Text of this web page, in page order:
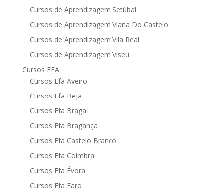
Cursos de Aprendizagem Setúbal
Cursos de Aprendizagem Viana Do Castelo
Cursos de Aprendizagem Vila Real
Cursos de Aprendizagem Viseu
Cursos EFA
Cursos Efa Aveiro
Cursos Efa Beja
Cursos Efa Braga
Cursos Efa Bragança
Cursos Efa Castelo Branco
Cursos Efa Coimbra
Cursos Efa Évora
Cursos Efa Faro